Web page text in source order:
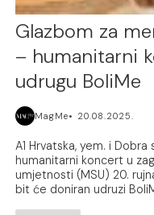
Glazbom za
– humanitarni
udrugu BoliMe
MagMe 20.08.2025.
A1 Hrvatska, yem. i
humanitarni koncert u
umjetnosti (MSU) 20.
bit će doniran udruzi